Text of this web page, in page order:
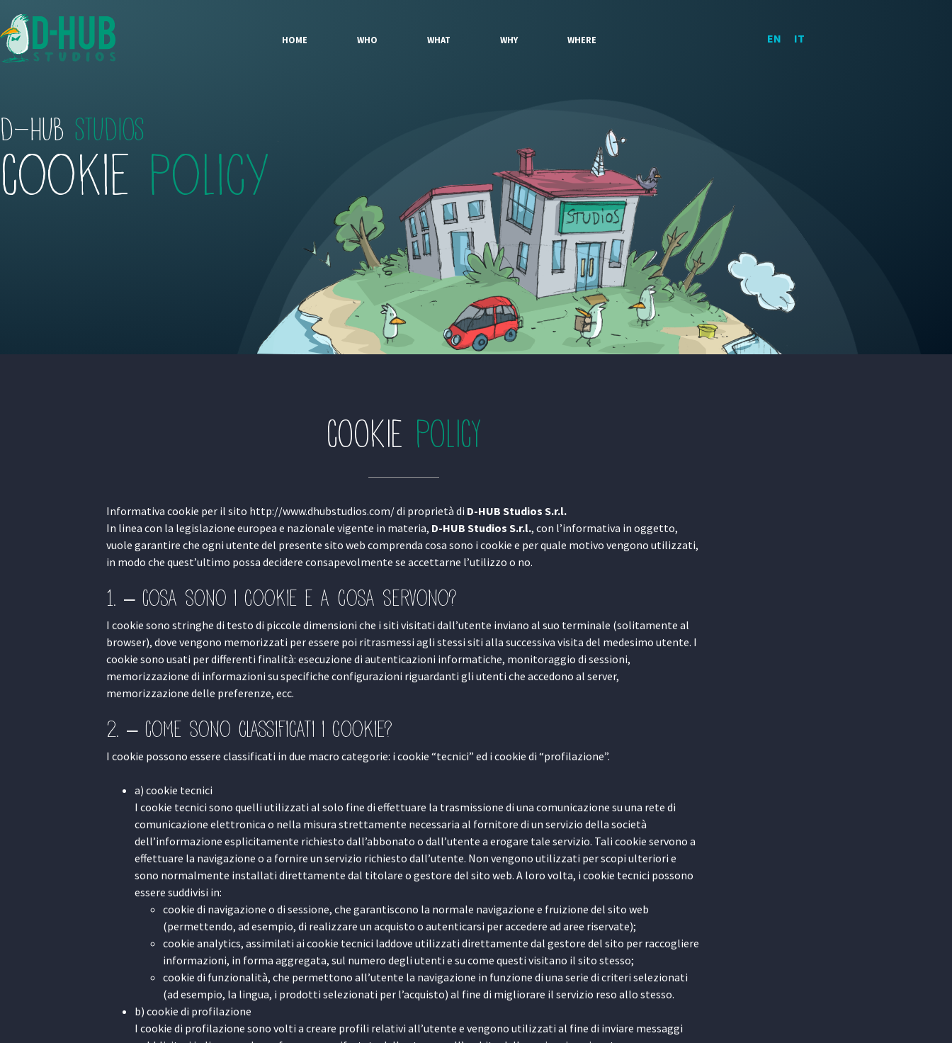
HOME WHO WHAT WHY WHERE EN IT
D-HUB STUDIOS
Cookie Policy
COOKIE POLICY
Informativa cookie per il sito http://www.dhubstudios.com/ di proprietà di D-HUB Studios S.r.l.
In linea con la legislazione europea e nazionale vigente in materia, D-HUB Studios S.r.l., con l’informativa in oggetto,
vuole garantire che ogni utente del presente sito web comprenda cosa sono i cookie e per quale motivo vengono utilizzati,
in modo che quest’ultimo possa decidere consapevolmente se accettarne l’utilizzo o no.
1. – Cosa sono i cookie e a cosa servono?
I cookie sono stringhe di testo di piccole dimensioni che i siti visitati dall’utente inviano al suo terminale (solitamente al
browser), dove vengono memorizzati per essere poi ritrasmessi agli stessi siti alla successiva visita del medesimo utente. I
cookie sono usati per differenti finalità: esecuzione di autenticazioni informatiche, monitoraggio di sessioni,
memorizzazione di informazioni su specifiche configurazioni riguardanti gli utenti che accedono al server,
memorizzazione delle preferenze, ecc.
2. – Come sono classificati i cookie?
I cookie possono essere classificati in due macro categorie: i cookie “tecnici” ed i cookie di “profilazione”.
a) cookie tecnici
I cookie tecnici sono quelli utilizzati al solo fine di effettuare la trasmissione di una comunicazione su una rete di
comunicazione elettronica o nella misura strettamente necessaria al fornitore di un servizio della società
dell’informazione esplicitamente richiesto dall’abbonato o dall’utente a erogare tale servizio. Tali cookie servono a
effettuare la navigazione o a fornire un servizio richiesto dall’utente. Non vengono utilizzati per scopi ulteriori e
sono normalmente installati direttamente dal titolare o gestore del sito web. A loro volta, i cookie tecnici possono
essere suddivisi in:
cookie di navigazione o di sessione, che garantiscono la normale navigazione e fruizione del sito web
(permettendo, ad esempio, di realizzare un acquisto o autenticarsi per accedere ad aree riservate);
cookie analytics, assimilati ai cookie tecnici laddove utilizzati direttamente dal gestore del sito per raccogliere
informazioni, in forma aggregata, sul numero degli utenti e su come questi visitano il sito stesso;
cookie di funzionalità, che permettono all’utente la navigazione in funzione di una serie di criteri selezionati
(ad esempio, la lingua, i prodotti selezionati per l’acquisto) al fine di migliorare il servizio reso allo stesso.
b) cookie di profilazione
I cookie di profilazione sono volti a creare profili relativi all’utente e vengono utilizzati al fine di inviare messaggi